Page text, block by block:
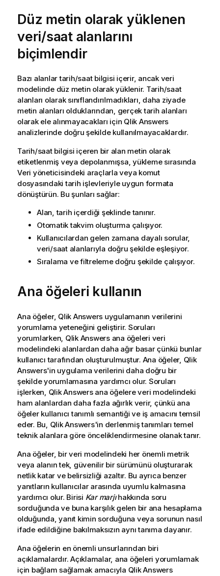
Düz metin olarak yüklenen
veri/saat alanlarını
biçimlendir
Bazı alanlar tarih/saat bilgisi içerir, ancak veri
modelinde düz metin olarak yüklenir. Tarih/saat
alanları olarak sınıflandırılmadıkları, daha ziyade
metin alanları olduklarından, gerçek tarih alanları
olarak ele alınmayacakları için Qlik Answers
analizlerinde doğru şekilde kullanılmayacaklardır.
Tarih/saat bilgisi içeren bir alan metin olarak
etiketlenmiş veya depolanmışsa, yükleme sırasında
Veri yöneticisindeki araçlarla veya komut
dosyasındaki tarih işlevleriyle uygun formata
dönüştürün. Bu şunları sağlar:
Alan, tarih içerdiği şeklinde tanınır.
Otomatik takvim oluşturma çalışıyor.
Kullanıcılardan gelen zamana dayalı sorular,
veri/saat alanlarıyla doğru şekilde eşleşiyor.
Sıralama ve filtreleme doğru şekilde çalışıyor.
Ana öğeleri kullanın
Ana öğeler, Qlik Answers uygulamanın verilerini
yorumlama yeteneğini geliştirir. Soruları
yorumlarken, Qlik Answersana öğeleri veri
modelindeki alanlardan daha ağır basar çünkü bunlar
kullanıcı tarafından oluşturulmuştur. Ana öğeler, Qlik
Answers'in uygulama verilerini daha doğru bir
şekilde yorumlamasına yardımcı olur. Soruları
işlerken, Qlik Answersana öğelere veri modelindeki
ham alanlardan daha fazla ağırlık verir, çünkü ana
öğeler kullanıcı tanımlı semantiği ve iş amacını temsil
eder. Bu, Qlik Answers'in derlenmiş tanımları temel
teknik alanlara göre önceliklendirmesine olanak tanır.
Ana öğeler, bir veri modelindeki her önemli metrik
veya alanın tek, güvenilir bir sürümünü oluşturarak
netlik katar ve belirsizliği azaltır. Bu ayrıca benzer
yanıtların kullanıcılar arasında uyumlu kalmasına
yardımcı olur. Birisi Kar marjıhakkında soru
sorduğunda ve buna karşılık gelen bir ana hesaplama
olduğunda, yanıt kimin sorduğuna veya sorunun nasıl
ifade edildiğine bakılmaksızın aynı tanıma dayanır.
Ana öğelerin en önemli unsurlarından biri
açıklamalardır. Açıklamalar, ana öğeleri yorumlamak
için bağlam sağlamak amacıyla Qlik Answers